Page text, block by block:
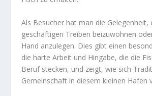
Als Besucher hat man die Gelegenheit,
geschäftigen Treiben beizuwohnen
Hand anzulegen. Dies gibt einen
die harte Arbeit und Hingabe, die die
Beruf stecken, und zeigt, wie sich
Gemeinschaft in diesem kleinen Hafen